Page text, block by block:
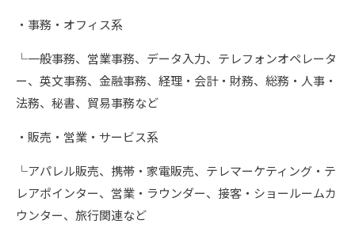
・事務・オフィス系
└一般事務、営業事務、データ入力、テレフォンオペレータ
ー、英文事務、金融事務、経理・会計・財務、総務・人事・
法務、秘書、貿易事務など
・販売・営業・サービス系
└アパレル販売、携帯・家電販売、テレマーケティング・テ
レアポインター、営業・ラウンダー、接客・ショールームカ
ウンター、旅行関連など